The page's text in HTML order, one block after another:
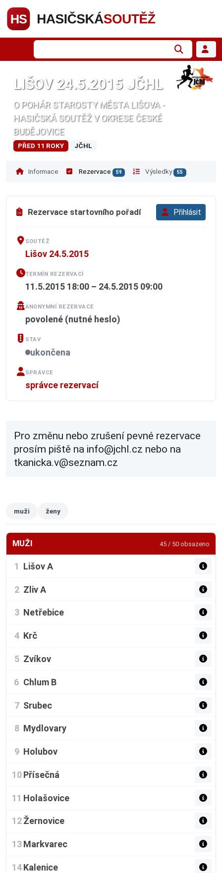
LIŠOV 24.5.2015 JČHL
O POHÁR STAROSTY MĚSTA LIŠOVA -
HASIČSKÁ SOUTĚŽ V OKRESE ČESKÉ
BUDĚJOVICE
PŘED 11 ROKY JČHL
Informace Rezervace 59 Výsledky 55
Rezervace startovního pořadí Přihlásit
SOUTĚŽ
Lišov 24.5.2015
TERMÍN REZERVACÍ
11.5.2015 18:00 – 24.5.2015 09:00
ANONYMNÍ REZERVACE
povolené (nutné heslo)
STAV
ukončena
SPRÁVCE
správce rezervací
Pro změnu nebo zrušení pevné rezervace
prosím piště na info@jchl.cz nebo na
tkanicka.v@seznam.cz
muži ženy
MUŽI 45 / 50 obsazeno
1 Lišov A
2 Zliv A
3 Netřebice
4 Krč
5 Zvíkov
6 Chlum B
7 Srubec
8 Mydlovary
9 Holubov
10 Přísečná
11 Holašovice
12 Žernovice
13 Markvarec
14 Kalenice